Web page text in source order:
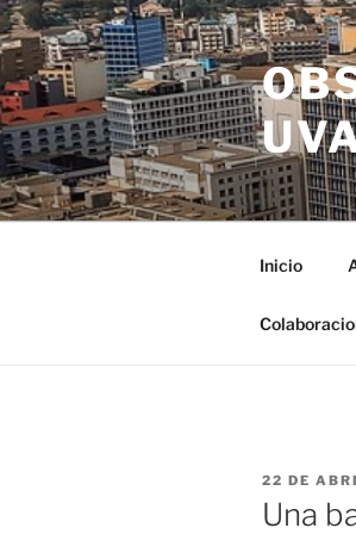
Saltar
al
contenido
Inicio
EL
22 DE
Una